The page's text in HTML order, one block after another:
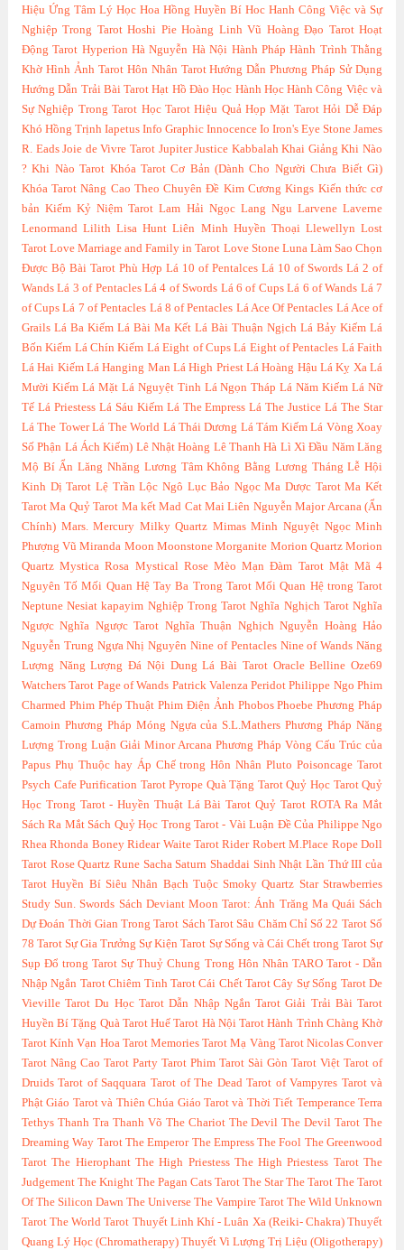
Hiệu Ứng Tâm Lý Học Hoa Hồng Huyền Bí Hoc Hanh Công Việc và Sự
Nghiệp Trong Tarot Hoshi Pie Hoàng Linh Vũ Hoàng Đạo Tarot Hoạt
Động Tarot Hyperion Hà Nguyễn Hà Nội Hành Pháp Hành Trình Thằng
Khờ Hình Ảnh Tarot Hôn Nhân Tarot Hướng Dẫn Phương Pháp Sử Dụng
Hướng Dẫn Trải Bài Tarot Hạt Hồ Đào Học Hành Học Hành Công Việc và
Sự Nghiệp Trong Tarot Học Tarot Hiệu Quả Họp Mặt Tarot Hỏi Dễ Đáp
Khó Hồng Trịnh Iapetus Info Graphic Innocence Io Iron's Eye Stone James
R. Eads Joie de Vivre Tarot Jupiter Justice Kabbalah Khai Giảng Khi Nào
? Khi Nào Tarot Khóa Tarot Cơ Bản (Dành Cho Người Chưa Biết Gì)
Khóa Tarot Nâng Cao Theo Chuyên Đề Kim Cương Kings Kiến thức cơ
bản Kiếm Kỷ Niệm Tarot Lam Hải Ngọc Lang Ngu Larvene Laverne
Lenormand Lilith Lisa Hunt Liên Minh Huyền Thoại Llewellyn Lost
Tarot Love Marriage and Family in Tarot Love Stone Luna Làm Sao Chọn
Được Bộ Bài Tarot Phù Hợp Lá 10 of Pentalces Lá 10 of Swords Lá 2 of
Wands Lá 3 of Pentacles Lá 4 of Swords Lá 6 of Cups Lá 6 of Wands Lá 7
of Cups Lá 7 of Pentacles Lá 8 of Pentacles Lá Ace Of Pentacles Lá Ace of
Grails Lá Ba Kiếm Lá Bài Ma Kết Lá Bài Thuận Ngịch Lá Bảy Kiếm Lá
Bốn Kiếm Lá Chín Kiếm Lá Eight of Cups Lá Eight of Pentacles Lá Faith
Lá Hai Kiếm Lá Hanging Man Lá High Priest Lá Hoàng Hậu Lá Kỵ Xa Lá
Mười Kiếm Lá Mặt Lá Nguyệt Tinh Lá Ngọn Tháp Lá Năm Kiếm Lá Nữ
Tế Lá Priestess Lá Sáu Kiếm Lá The Empress Lá The Justice Lá The Star
Lá The Tower Lá The World Lá Thái Dương Lá Tám Kiếm Lá Vòng Xoay
Số Phận Lá Ách Kiếm) Lê Nhật Hoàng Lê Thanh Hà Lì Xì Đầu Năm Lăng
Mộ Bí Ẩn Lăng Nhăng Lương Tâm Không Bằng Lương Tháng Lễ Hội
Kinh Dị Tarot Lệ Trần Lộc Ngô Lục Bảo Ngọc Ma Dược Tarot Ma Kết
Tarot Ma Quỷ Tarot Ma kết Mad Cat Mai Liên Nguyễn Major Arcana (Ẩn
Chính) Mars. Mercury Milky Quartz Mimas Minh Nguyệt Ngọc Minh
Phượng Vũ Miranda Moon Moonstone Morganite Morion Quartz Morion
Quartz Mystica Rosa Mystical Rose Mèo Mạn Đàm Tarot Mật Mã 4
Nguyên Tố Mối Quan Hệ Tay Ba Trong Tarot Mối Quan Hệ trong Tarot
Neptune Nesiat kapayim Nghiệp Trong Tarot Nghĩa Nghịch Tarot Nghĩa
Ngược Nghĩa Ngược Tarot Nghĩa Thuận Nghịch Nguyễn Hoàng Hảo
Nguyễn Trung Ngựa Nhị Nguyên Nine of Pentacles Nine of Wands Năng
Lượng Năng Lượng Đá Nội Dung Lá Bài Tarot Oracle Belline Oze69
Watchers Tarot Page of Wands Patrick Valenza Peridot Philippe Ngo Phim
Charmed Phim Phép Thuật Phim Điện Ảnh Phobos Phoebe Phương Pháp
Camoin Phương Pháp Móng Ngựa của S.L.Mathers Phương Pháp Năng
Lượng Trong Luận Giải Minor Arcana Phương Pháp Vòng Cấu Trúc của
Papus Phụ Thuộc hay Áp Chế trong Hôn Nhân Pluto Poisoncage Tarot
Psych Cafe Purification Tarot Pyrope Quà Tặng Tarot Quỷ Học Tarot Quỷ
Học Trong Tarot - Huyền Thuật Lá Bài Tarot Quỷ Tarot ROTA Ra Mắt
Sách Ra Mắt Sách Quỷ Học Trong Tarot - Vài Luận Đề Của Philippe Ngo
Rhea Rhonda Boney Ridear Waite Tarot Rider Robert M.Place Rope Doll
Tarot Rose Quartz Rune Sacha Saturn Shaddai Sinh Nhật Lần Thứ III của
Tarot Huyền Bí Siêu Nhân Bạch Tuộc Smoky Quartz Star Strawberries
Study Sun. Swords Sách Deviant Moon Tarot: Ánh Trăng Ma Quái Sách
Dự Đoán Thời Gian Trong Tarot Sách Tarot Sâu Chăm Chỉ Số 22 Tarot Số
78 Tarot Sự Gia Trưởng Sự Kiện Tarot Sự Sống và Cái Chết trong Tarot Sự
Sụp Đổ trong Tarot Sự Thuỷ Chung Trong Hôn Nhân TARO Tarot - Dẫn
Nhập Ngắn Tarot Chiêm Tinh Tarot Cái Chết Tarot Cây Sự Sống Tarot De
Vieville Tarot Du Học Tarot Dẫn Nhập Ngắn Tarot Giải Trải Bài Tarot
Huyền Bí Tặng Quà Tarot Huế Tarot Hà Nội Tarot Hành Trình Chàng Khờ
Tarot Kính Vạn Hoa Tarot Memories Tarot Mạ Vàng Tarot Nicolas Conver
Tarot Nâng Cao Tarot Party Tarot Phim Tarot Sài Gòn Tarot Việt Tarot of
Druids Tarot of Saqquara Tarot of The Dead Tarot of Vampyres Tarot và
Phật Giáo Tarot và Thiên Chúa Giáo Tarot và Thời Tiết Temperance Terra
Tethys Thanh Tra Thanh Võ The Chariot The Devil The Devil Tarot The
Dreaming Way Tarot The Emperor The Empress The Fool The Greenwood
Tarot The Hierophant The High Priestess The High Priestess Tarot The
Judgement The Knight The Pagan Cats Tarot The Star The Tarot The Tarot
Of The Silicon Dawn The Universe The Vampire Tarot The Wild Unknown
Tarot The World Tarot Thuyết Linh Khí - Luân Xa (Reiki- Chakra) Thuyết
Quang Lý Học (Chromatherapy) Thuyết Vi Lượng Trị Liệu (Oligotherapy)